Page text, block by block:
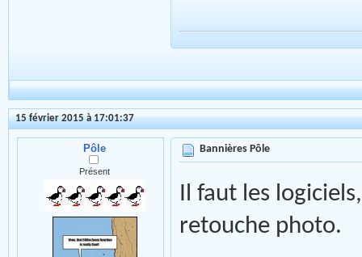
15 février 2015 à 17:01:37
Pôle
Présent
Bannières Pôle
Il faut les
retouche photo.